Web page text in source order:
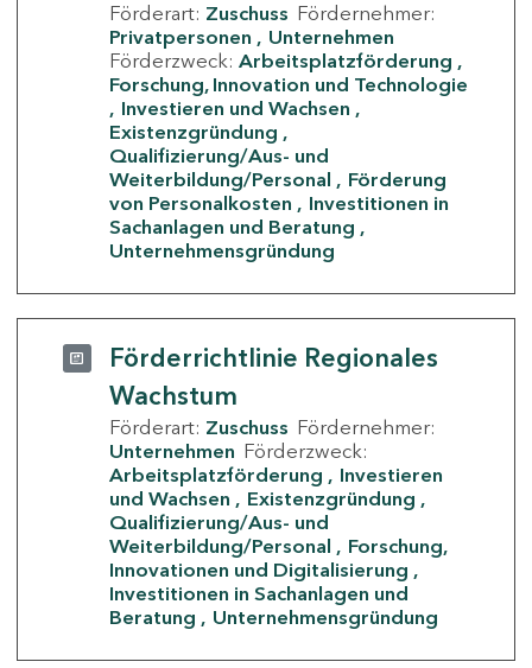
Förderart: Zuschuss Fördernehmer:
Privatpersonen
Unternehmen
Förderzweck: Arbeitsplatzförderung
Forschung, Innovation und Technologie
Investieren und Wachsen
Existenzgründung
Qualifizierung/Aus- und
Weiterbildung/Personal
Förderung
von Personalkosten
Investitionen in
Sachanlagen und Beratung
Unternehmensgründung
Förderrichtlinie Regionales
Wachstum
Förderart: Zuschuss Fördernehmer:
Unternehmen Förderzweck:
Arbeitsplatzförderung
Investieren
und Wachsen
Existenzgründung
Qualifizierung/Aus- und
Weiterbildung/Personal
Forschung,
Innovationen und Digitalisierung
Investitionen in Sachanlagen und
Beratung
Unternehmensgründung